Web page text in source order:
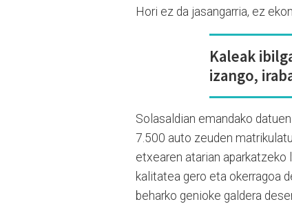
Hori ez da jasangarria, ez
Kaleak
izango,
Solasaldian emandako
7.500 auto zeuden
etxearen atarian aparkatzeko
kalitatea gero eta okerragoa
beharko genioke galdera